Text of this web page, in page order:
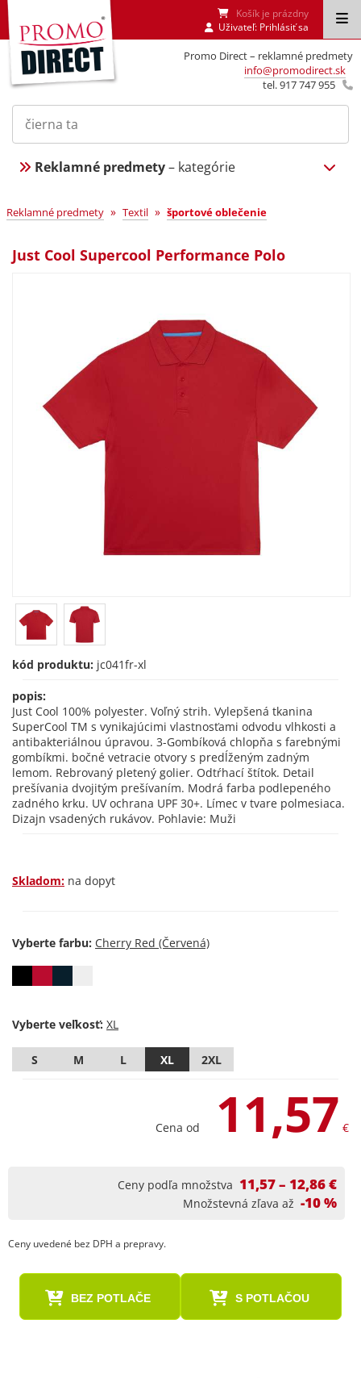
Promo Direct – reklamné predmety
info@promodirect.sk
tel. 917 747 955
Košík je prázdny
Uživateľ: Prihlásiť sa
Reklamné predmety– kategórie
Reklamné predmety » Textil » športové oblečenie
Just Cool Supercool Performance Polo
kód produktu: jc041fr-xl
popis:
Just Cool 100% polyester. Voľný strih. Vylepšená tkanina
SuperCool TM s vynikajúcimi vlastnosťami odvodu vlhkosti a
antibakteriálnou úpravou. 3-Gombíková chlopňa s farebnými
gombíkmi. bočné vetracie otvory s predĺženým zadným
lemom. Rebrovaný pletený golier. Odtŕhací štítok. Detail
prešívania dvojitým prešívaním. Modrá farba podlepeného
zadného krku. UV ochrana UPF 30+. Límec v tvare polmesiaca.
Dizajn vsadených rukávov. Pohlavie: Muži
Skladom: na dopyt
Vyberte farbu:
Vyberte veľkosť:
S M L XL 2XL
Cena od 11,57 €
Ceny podľa množstva 11,57 – 12,86 €
Množstevná zľava až -10 %
Ceny uvedené bez DPH a prepravy.
BEZ POTLAČE S POTLAČOU